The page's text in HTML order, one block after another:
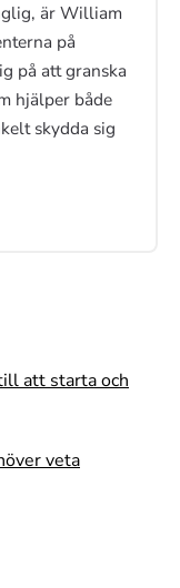
är William
på
på att granska
hjälper både
skydda sig
att starta och
veta